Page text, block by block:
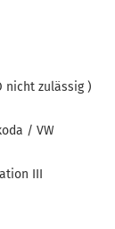
nicht zulässig )
/ VW
III